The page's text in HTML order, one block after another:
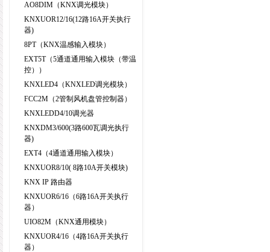
AO8DIM（KNX调光模块）
KNXUOR12/16(12路16A开关执行
器)
8PT（KNX温感输入模块）
EXT5T（5通道通用输入模块（带温
控））
KNXLED4（KNXLED调光模块）
FCC2M（2管制风机盘管控制器）
KNXLEDD4/10调光器
KNXDM3/600(3路600瓦调光执行
器)
EXT4（4通道通用输入模块）
KNXUOR8/10( 8路10A开关模块)
KNX IP 路由器
KNXUOR6/16（6路16A开关执行
器）
UIO82M（KNX通用模块）
KNXUOR4/16（4路16A开关执行
器）